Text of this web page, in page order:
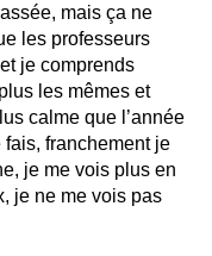
mais ça ne
les professeurs
je comprends
les mêmes et
calme que l’année
franchement je
je me vois plus en
je ne me vois pas